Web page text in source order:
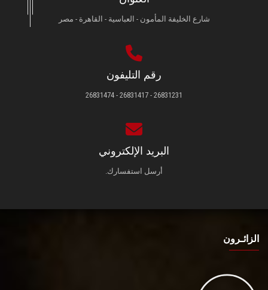
شارع الخليفة المأمون - العباسية - القاهرة - مصر
رقم التليفون
26831231 - 26831417 - 26831474
البريد الإلكتروني
أرسل استفسارك.
الزائـرون